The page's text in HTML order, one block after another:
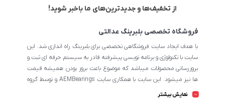
از تخفیف‌ها و جدیدترین‌های ما باخبر شوید!
فروشگاه تخصصی بلبرینگ عدالتی
با هدف ایجاد سایت فروشگاهی تخصصی برای بلبرینگ راه اندازی شد. این
سایت با تکنولوژی و برنامه نویسی پیشرفته قادر به سیستم حرفه ای ثبت و
بروزرسانی محصولات میباشد که موضوع باعث بروز بودن همیشه قیمت
ها نیز میشود. این سایت با همکاری سایت AEMBearings و توسط گروه
نمایش بیشتر